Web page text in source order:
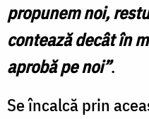
propunem noi,
contează decât în
aprobă pe noi”.
Se încalcă prin